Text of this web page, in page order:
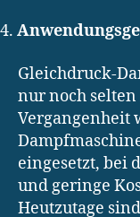
4.
Gleichdruck-
nur noch
Vergangenheit
eingesetzt, bei
und geringe
Heutzutage